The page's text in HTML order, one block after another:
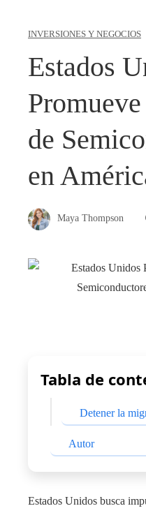
INVERSIONES Y NEGOCIOS
Estados
de
en
Maya Thompson
Tabla de
Detener la
Autor
Estados Unidos busca